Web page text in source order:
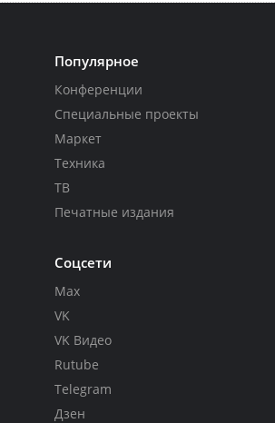
Популярное
Конференции
Специальные проекты
Маркет
Техника
ТВ
Печатные издания
Соцсети
Max
VK
VK Видео
Rutube
Telegram
Дзен